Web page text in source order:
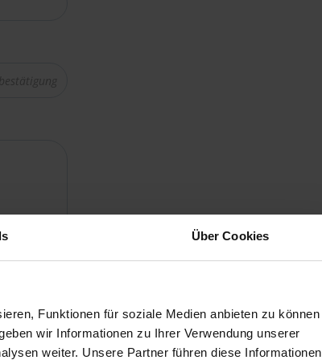
Über Cookies
Funktionen für soziale Medien anbieten zu können
wir Informationen zu Ihrer Verwendung unserer
weiter. Unsere Partner führen diese Informationen